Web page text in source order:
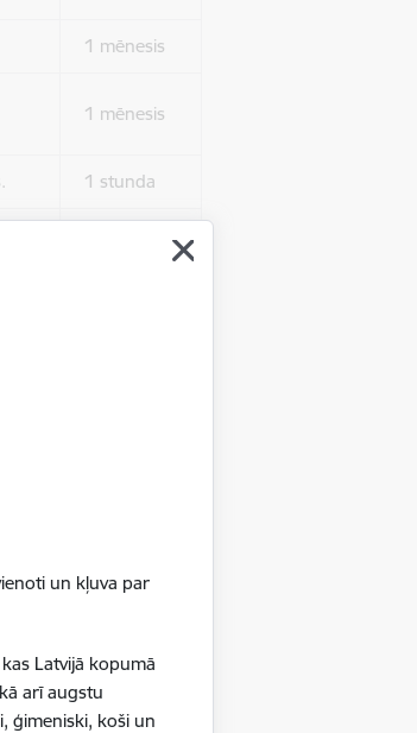
un kļuva par
Latvijā kopumā
arī augstu
ģimeniski, koši un
1 mēnesis
1 mēnesis
1 stunda
2 gadi
1 minūte